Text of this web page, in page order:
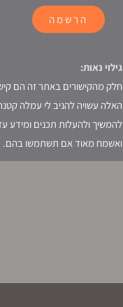
הרשמה
גילוי נאות:
חלק מהקישורים באתר זה הם
האלה עשויה להניב לי עמלה
להמשיך ולהעלות תכנים ומידע
ואשמח מאוד אם תשתמשו בהם.